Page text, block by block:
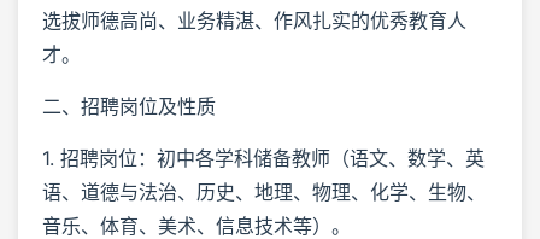
选拔师德高尚、业务精湛、作风扎实的优秀教育人
才。
二、招聘岗位及性质
1. 招聘岗位：初中各学科储备教师（语文、数学、英
语、道德与法治、历史、地理、物理、化学、生物、
音乐、体育、美术、信息技术等）。